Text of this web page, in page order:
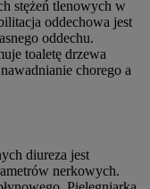
stężeń tlenowych w
oddechowa jest
oddechu.
toaletę drzewa
chorego a
diureza jest
nerkowych.